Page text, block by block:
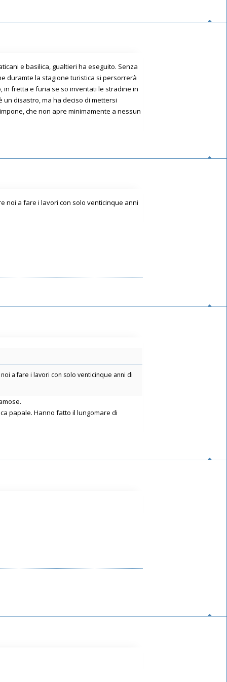
e basilica, gualtieri ha eseguito. Senza
duramte la stagione turistica si persorrerà
in fretta e furia se so inventati le stradine in
disastro, ma ha deciso di mettersi
che non apre minimamente a nessun
noi a fare i lavori con solo venticinque anni
a fare i lavori con solo venticinque anni di
papale. Hanno fatto il lungomare di